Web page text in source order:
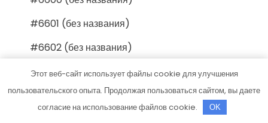
#6601 (без названия)
#6602 (без названия)
#6603 (без названия)
#6604 (без названия)
Этот веб-сайт использует файлы cookie для улучшения
пользовательского опыта. Продолжая пользоваться сайтом, вы даете
согласие на использование файлов cookie.
OK